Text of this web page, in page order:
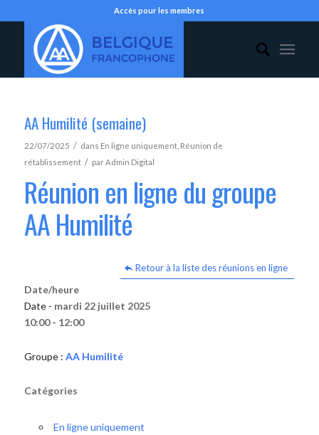
Accès pour les membres
AA Humilité (semaine)
22/07/2025 / dans En ligne uniquement, Réunion de
rétablissement / parAdmin Digital
Réunion en ligne du groupe
AA Humilité
Retour à la liste des réunions en ligne
Date/heure
Date - mardi 22 juillet 2025
10:00 - 12:00
Groupe : AA Humilité
Catégories
En ligne uniquement